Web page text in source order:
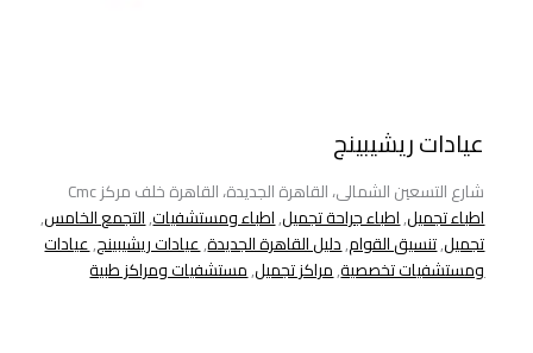
عيادات ريشيبينج
شارع التسعين الشمالى، القاهرة الجديدة، القاهرة خلف مركز Cmc
اطباء تجميل,اطباء جراحة تجميل,اطباء ومستشفيات,التجمع الخامس,
تجميل,تنسيق القوام,دليل القاهرة الجديدة,عيادات ريشيبينج,عيادات
ومستشفيات تخصصية,مراكز تجميل,مستشفيات ومراكز طبية